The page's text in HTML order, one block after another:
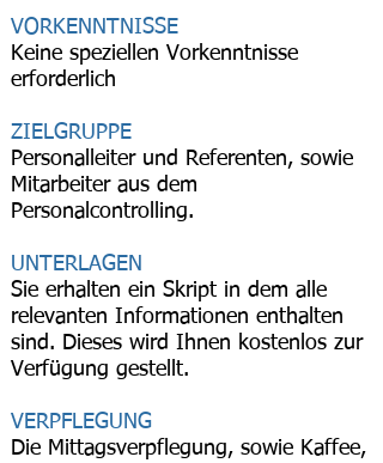
VORKENNTNISSE
Keine speziellen Vorkenntnisse
erforderlich
ZIELGRUPPE
Personalleiter und Referenten, sowie
Mitarbeiter aus dem
Personalcontrolling.
UNTERLAGEN
Sie erhalten ein Skript in dem alle
relevanten Informationen enthalten
sind. Dieses wird Ihnen kostenlos zur
Verfügung gestellt.
VERPFLEGUNG
Die Mittagsverpflegung, sowie Kaffee,